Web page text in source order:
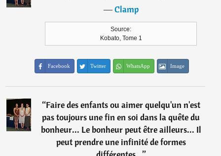
―Clamp
Source:
Kobato, Tome 1
Facebook Twitter WhatsApp Image
“Faire des enfants ou aimer quelqu'un n'est
pas toujours une fin en soi dans la quête du
bonheur... Le bonheur peut être ailleurs... Il
peut prendre une infinité de formes